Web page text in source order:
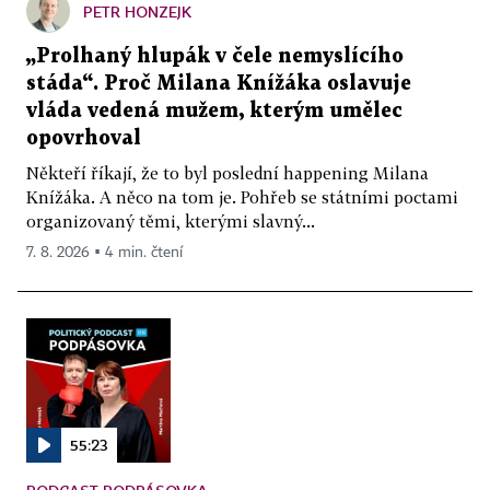
PETR HONZEJK
„Prolhaný hlupák v čele nemyslícího
stáda“. Proč Milana Knížáka oslavuje
vláda vedená mužem, kterým umělec
opovrhoval
Někteří říkají, že to byl poslední happening Milana
Knížáka. A něco na tom je. Pohřeb se státními poctami
organizovaný těmi, kterými slavný...
7. 8. 2026 ▪ 4 min. čtení
55:23